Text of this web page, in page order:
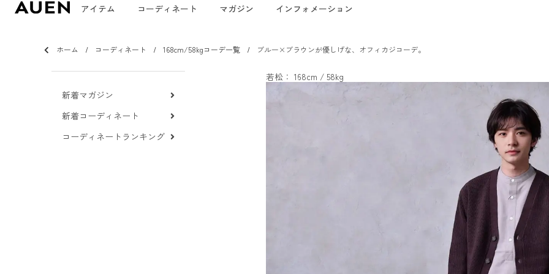
アイテム コーディネート マガジン インフォメーション
ホーム コーディネート 168cm/58kgコーデ一覧 ブルー×ブラウンが優しげな、オフィカジコーデ。
新着マガジン
新着コーディネート
コーディネートランキング
若松： 168cm / 58kg